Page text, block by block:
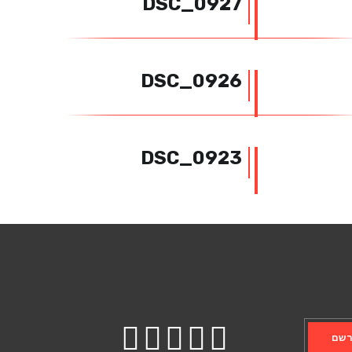
DSC_0926
DSC_0923